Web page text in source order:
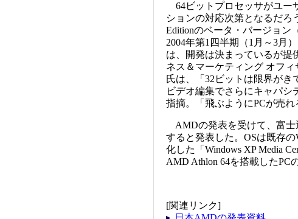
64ビットプロセッサがユー
ションの対応次第となるだろ
Editionのベータ・バージョン
2004年第1四半期（1月～3月
は、開発は決まっているが提
ネス＆マーケティング オフィ
氏は、「32ビットは限界が
ビデオ編集でさらにキャパシ
指摘。「飛ぶようにPCが売れ
AMDの発表を受けて、富士
すると発表した。OSは既存
化した「Windows XP Media
AMD Athlon 64を搭載したPC
[関連リンク]